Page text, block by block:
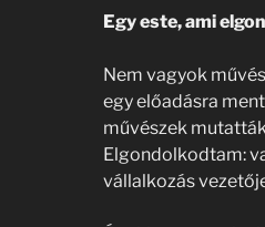
Egy este, ami
Nem vagyok
egy előadásra
művészek
Elgondolkodtam:
vállalkozás